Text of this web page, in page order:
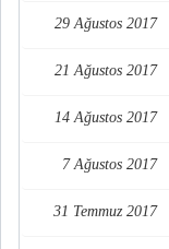
29 Ağustos 2017
21 Ağustos 2017
14 Ağustos 2017
7 Ağustos 2017
31 Temmuz 2017